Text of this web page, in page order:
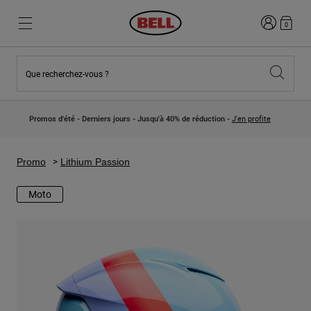
Nouveautés
Casques Motocross Enfant
Explorez Moto
Jet
Nouveautés
Lifestyle
Intégrales
Route et Gravel
Connexion
0
Que recherchez-vous ?
Promos d'été - Derniers jours - Jusqu'à 40% de réduction - J'en profite
Promo Lithium Passion
Moto